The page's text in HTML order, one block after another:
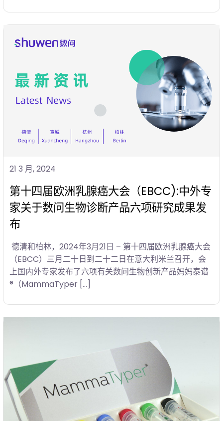
21 3 月, 2024
第十四届欧洲乳腺癌大会（EBCC):中外专
家关于数问生物诊断产品六项研究成果发
布
德清和柏林，2024年3月21日 – 第十四届欧洲乳腺癌大会
（EBCC）三月二十日到二十二日在意大利米兰召开，会
上国内外专家发布了六项有关数问生物创新产品妈妈泰谱
®（MammaTyper […]